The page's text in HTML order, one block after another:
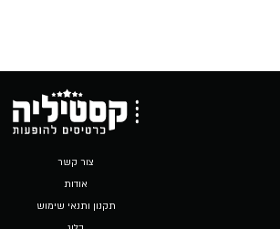
צור קשר
אודות
תקנון ותנאי שימוש